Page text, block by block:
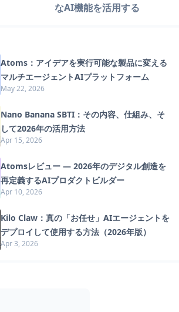
なAI機能を活用する
Atoms：アイデアを実行可能な製品に変える
マルチエージェントAIプラットフォーム
May 22, 2026
Nano Banana SBTI：その内容、仕組み、そ
して2026年の活用方法
Apr 15, 2026
Atomsレビュー — 2026年のデジタル創造を
再定義するAIプロダクトビルダー
Apr 10, 2026
Kilo Claw：真の「お任せ」AIエージェントを
デプロイして使用する方法（2026年版）
Apr 3, 2026